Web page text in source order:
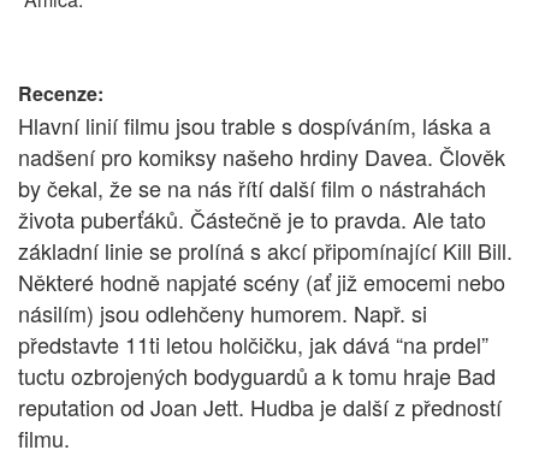
Recenze:
Hlavní linií filmu jsou trable s dospíváním, láska a
nadšení pro komiksy našeho hrdiny Davea. Člověk
by čekal, že se na nás řítí další film o nástrahách
života puberťáků. Částečně je to pravda. Ale tato
základní linie se prolíná s akcí připomínající Kill Bill.
Některé hodně napjaté scény (ať již emocemi nebo
násilím) jsou odlehčeny humorem. Např. si
představte 11ti letou holčičku, jak dává “na prdel”
tuctu ozbrojených bodyguardů a k tomu hraje Bad
reputation od Joan Jett. Hudba je další z předností
filmu.